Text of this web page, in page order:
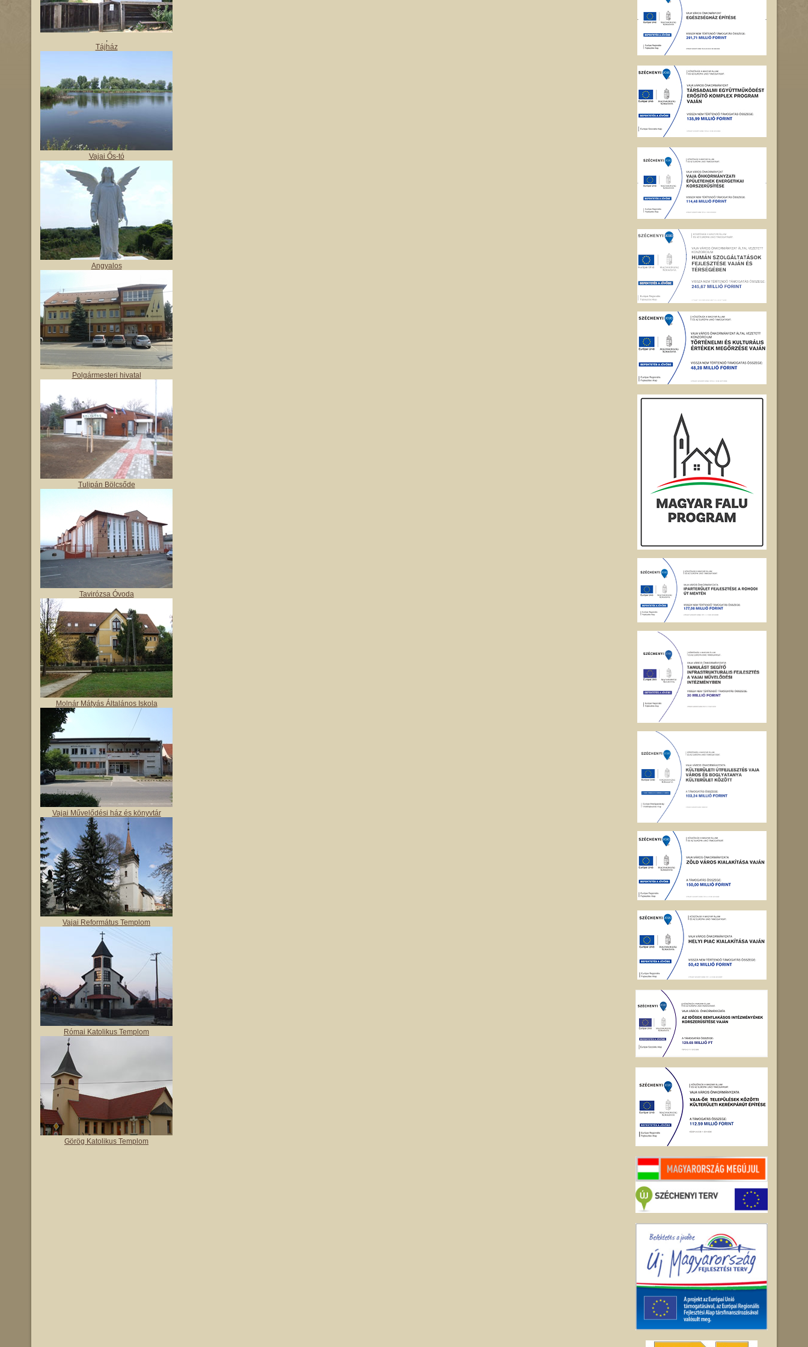
,
Tájház
Vajai Ős-tó
Angyalos
Polgármesteri hivatal
Tulipán Bölcsőde
Tavirózsa Óvoda
Molnár Mátyás Általános Iskola
Vajai Művelődési ház és könyvtár
Vajai Református Templom
Római Katolikus Templom
Görög Katolikus Templom